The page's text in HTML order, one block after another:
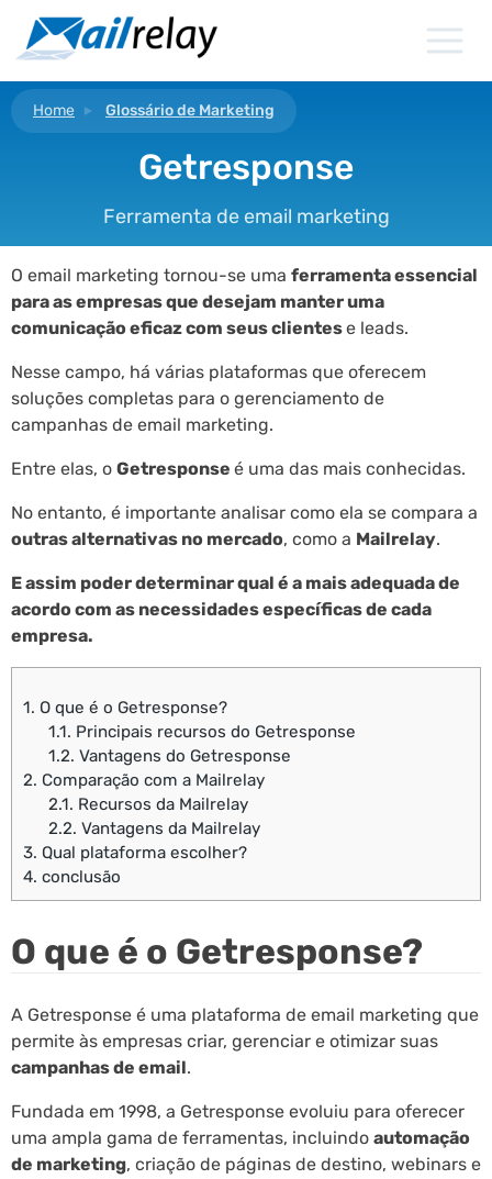
para
conteúdo
Home Glossário de Marketing
Getresponse
Ferramenta de email marketing
O email marketing tornou-se uma ferramenta essencial
para as empresas que desejam manter uma
comunicação eficaz com seus clientese leads.
Nesse campo, há várias plataformas que oferecem
soluções completas para o gerenciamento de
campanhas de email marketing.
Entre elas, o Getresponse é uma das mais conhecidas.
No entanto, é importante analisar como ela se compara a
outras alternativas no mercado, como a Mailrelay.
E assim poder determinar qual é a mais adequada de
acordo com as necessidades específicas de cada
empresa.
1. O que é o Getresponse?
1.1. Principais recursos do Getresponse
1.2. Vantagens do Getresponse
2. Comparação com a Mailrelay
2.1. Recursos da Mailrelay
2.2. Vantagens da Mailrelay
3. Qual plataforma escolher?
4. conclusão
O que é o Getresponse?
A Getresponse é uma plataforma de email marketing que
permite às empresas criar, gerenciar e otimizar suas
campanhas de email.
Fundada em 1998, a Getresponse evoluiu para oferecer
uma ampla gama de ferramentas, incluindo automação
de marketing, criação de páginas de destino, webinars e